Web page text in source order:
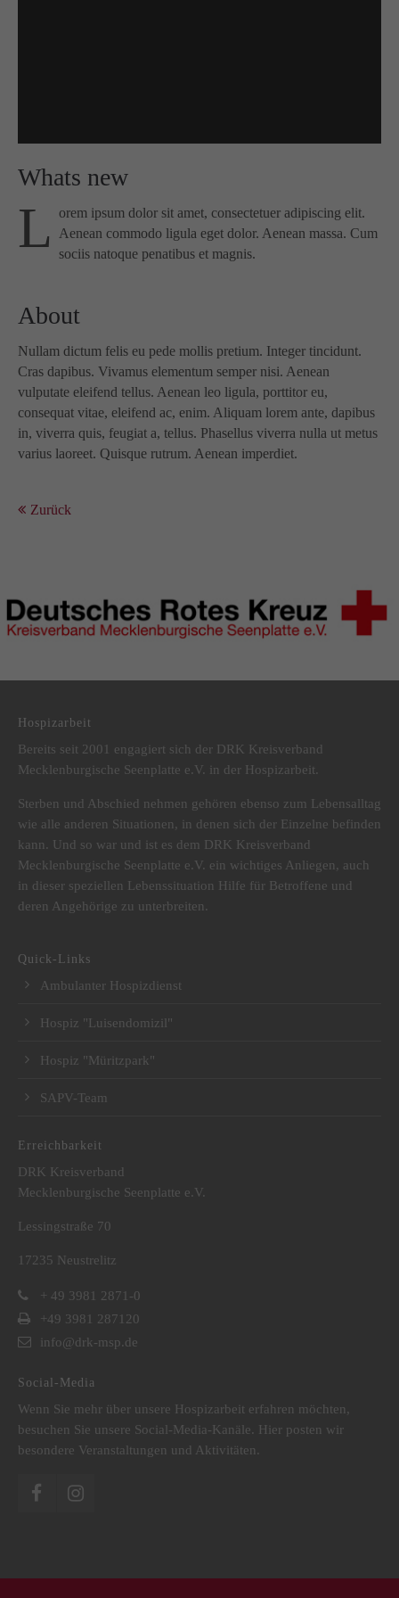
Cum sociis natoque penatibus et magnis dis parturient
ultricies nec.
Whats new
L
orem ipsum dolor sit amet, consectetuer adipiscing elit.
Aenean commodo ligula eget dolor. Aenean massa. Cum
sociis natoque penatibus et magnis.
About
Nullam dictum felis eu pede mollis pretium. Integer tincidunt.
Cras dapibus. Vivamus elementum semper nisi. Aenean
vulputate eleifend tellus. Aenean leo ligula, porttitor eu,
consequat vitae, eleifend ac, enim. Aliquam lorem ante, dapibus
in, viverra quis, feugiat a, tellus. Phasellus viverra nulla ut metus
varius laoreet. Quisque rutrum. Aenean imperdiet.
Zurück
Hospizarbeit
Bereits seit 2001 engagiert sich der DRK Kreisverband
Mecklenburgische Seenplatte e.V. in der Hospizarbeit.
Sterben und Abschied nehmen gehören ebenso zum Lebensalltag
wie alle anderen Situationen, in denen sich der Einzelne befinden
kann. Und so war und ist es dem DRK Kreisverband
Mecklenburgische Seenplatte e.V. ein wichtiges Anliegen, auch
in dieser speziellen Lebenssituation Hilfe für Betroffene und
deren Angehörige zu unterbreiten.
Quick-Links
Ambulanter Hospizdienst
Hospiz "Luisendomizil"
Hospiz "Müritzpark"
SAPV-Team
Erreichbarkeit
DRK Kreisverband
Mecklenburgische Seenplatte e.V.
Lessingstraße 70
17235 Neustrelitz
+ 49 3981 2871-0
+49 3981 287120
info@drk-msp.de
Social-Media
Wenn Sie mehr über unsere Hospizarbeit erfahren möchten,
besuchen Sie unsere Social-Media-Kanäle. Hier posten wir
besondere Veranstaltungen und Aktivitäten.